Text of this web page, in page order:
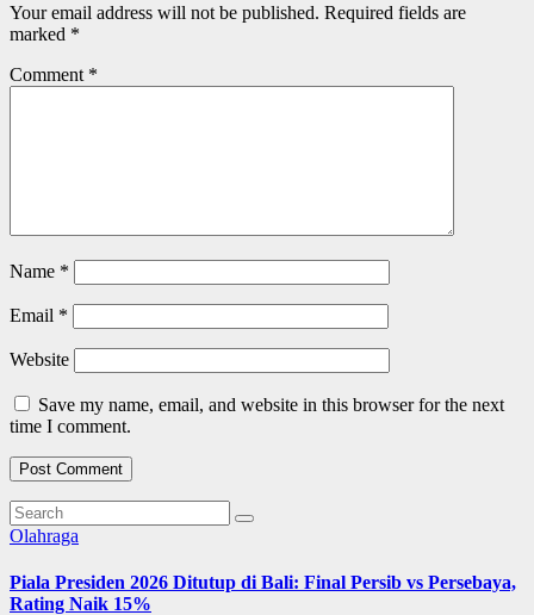
Your email address will not be published. Required fields are
marked *
Comment *
Name *
Email *
Website
Save my name, email, and website in this browser for the next
time I comment.
Olahraga
Piala Presiden 2026 Ditutup di Bali: Final Persib vs Persebaya,
Rating Naik 15%